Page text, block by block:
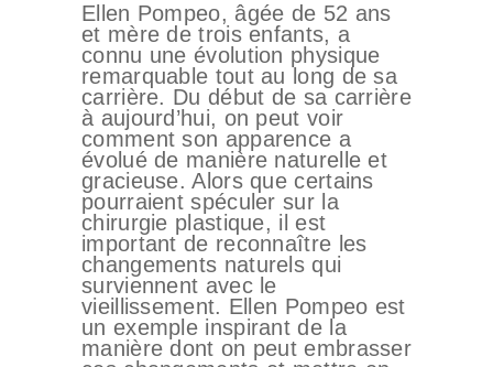
Ellen Pompeo, âgée de 52 ans
et mère de trois enfants, a
connu une évolution physique
remarquable tout au long de sa
carrière. Du début de sa carrière
à aujourd’hui, on peut voir
comment son apparence a
évolué de manière naturelle et
gracieuse. Alors que certains
pourraient spéculer sur la
chirurgie plastique, il est
important de reconnaître les
changements naturels qui
surviennent avec le
vieillissement. Ellen Pompeo est
un exemple inspirant de la
manière dont on peut embrasser